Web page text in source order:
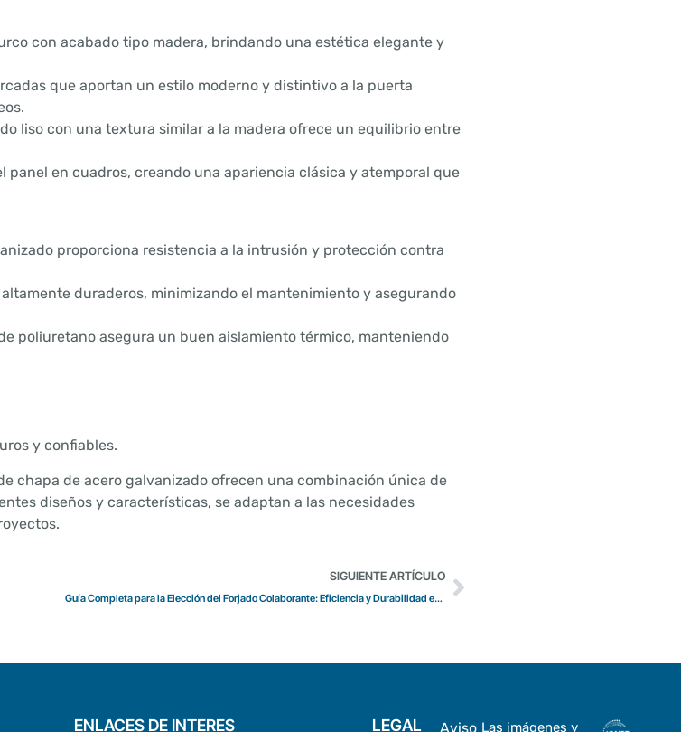
con acabado tipo madera, brindando una estética elegante y
que aportan un estilo moderno y distintivo a la puerta
liso con una textura similar a la madera ofrece un equilibrio entre
panel en cuadros, creando una apariencia clásica y atemporal que
proporciona resistencia a la intrusión y protección contra
altamente duraderos, minimizando el mantenimiento y asegurando
poliuretano asegura un buen aislamiento térmico, manteniendo
y confiables.
chapa de acero galvanizado ofrecen una combinación única de
diseños y características, se adaptan a las necesidades
SIGUIENTE ARTÍCULO
Guía Completa para la Elección del Forjado Colaborante: Eficiencia y Durabilidad en Construcción
ENLACES DE INTERES LEGAL Aviso Las imágenes y